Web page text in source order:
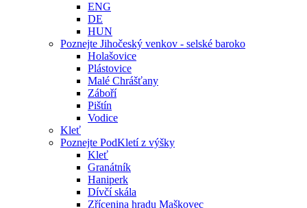
ENG
DE
HUN
Poznejte Jihočeský venkov - selské baroko
Holašovice
Plástovice
Malé Chrášťany
Záboří
Pištín
Vodice
Kleť
Poznejte PodKletí z výšky
Kleť
Granátník
Haniperk
Dívčí skála
Zřícenina hradu Maškovec